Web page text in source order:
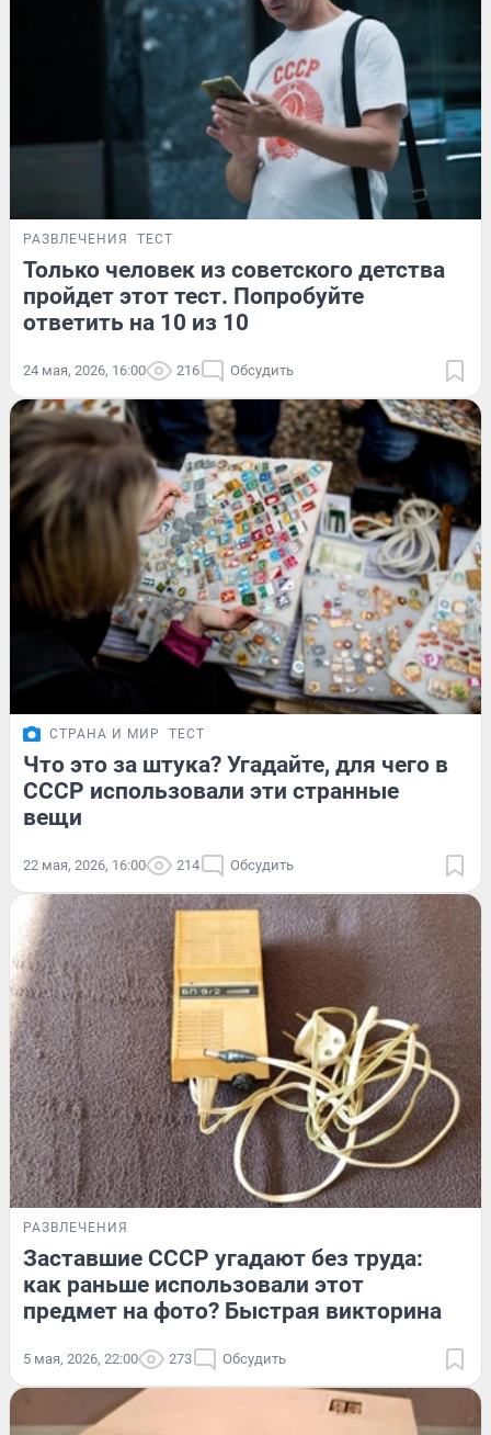
РАЗВЛЕЧЕНИЯ ТЕСТ
Только человек из советского детства
пройдет этот тест. Попробуйте
ответить на 10 из 10
24 мая, 2026, 16:00 216 Обсудить
СТРАНА И МИР ТЕСТ
Что это за штука? Угадайте, для чего в
СССР использовали эти странные
вещи
22 мая, 2026, 16:00 214 Обсудить
РАЗВЛЕЧЕНИЯ
Заставшие СССР угадают без труда:
как раньше использовали этот
предмет на фото? Быстрая викторина
5 мая, 2026, 22:00 273 Обсудить